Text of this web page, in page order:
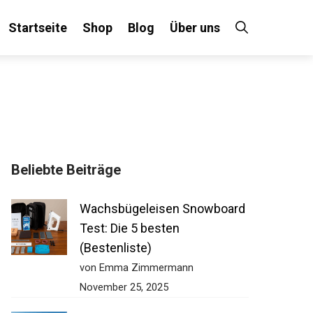
Startseite Shop Blog Über uns
Beliebte Beiträge
Wachsbügeleisen Snowboard
Test: Die 5 besten
(Bestenliste)
von Emma Zimmermann
November 25, 2025
an!